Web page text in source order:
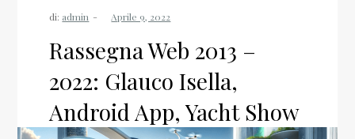
di: admin
Rassegna Web 2013 –
2022: Glauco Isella,
Android App, Yacht Show